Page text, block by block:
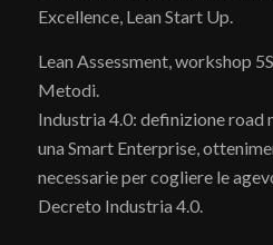
Excellence, Lean Start Up.
Lean Assessment, workshop
Metodi.
Industria 4.0: definizione road
una Smart Enterprise,
necessarie per cogliere le
Decreto Industria 4.0.